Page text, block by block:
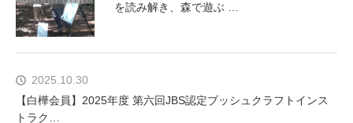
を読み解き、森で遊ぶ …
2025.10.30
【白樺会員】2025年度 第六回JBS認定ブッシュクラフトインス
トラク…